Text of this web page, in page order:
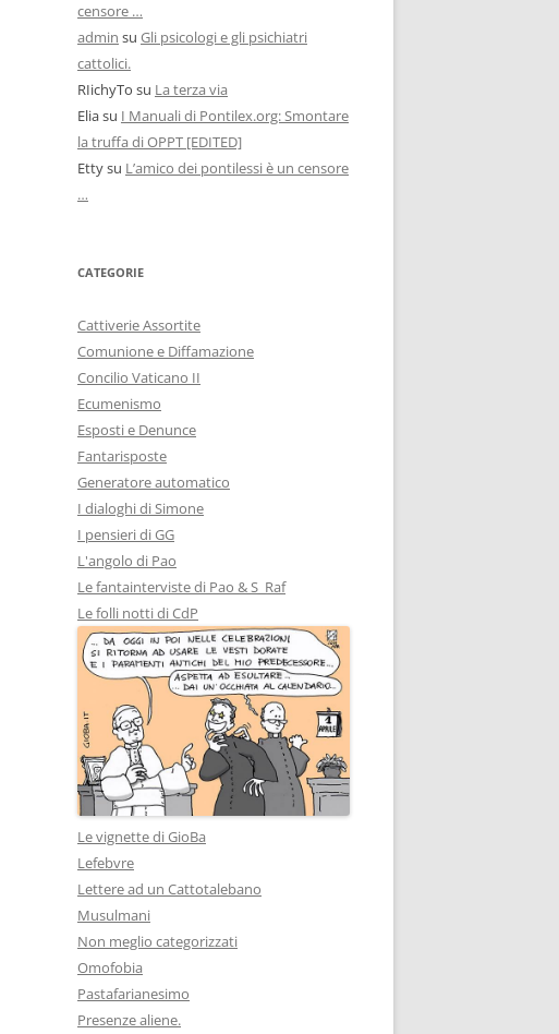
censore …
admin su Gli psicologi e gli psichiatri
cattolici.
RIichyTo su La terza via
Eliasu I Manuali di Pontilex.org: Smontare
la truffa di OPPT [EDITED]
Ettysu L’amico dei pontilessi è un censore
…
CATEGORIE
Cattiverie Assortite
Comunione e Diffamazione
Concilio Vaticano II
Ecumenismo
Esposti e Denunce
Fantarisposte
Generatore automatico
I dialoghi di Simone
I pensieri di GG
L'angolo di Pao
Le fantainterviste di Pao & S_Raf
Le folli notti di CdP
Le vignette di GioBa
Lefebvre
Lettere ad un Cattotalebano
Musulmani
Non meglio categorizzati
Omofobia
Pastafarianesimo
Presenze aliene.